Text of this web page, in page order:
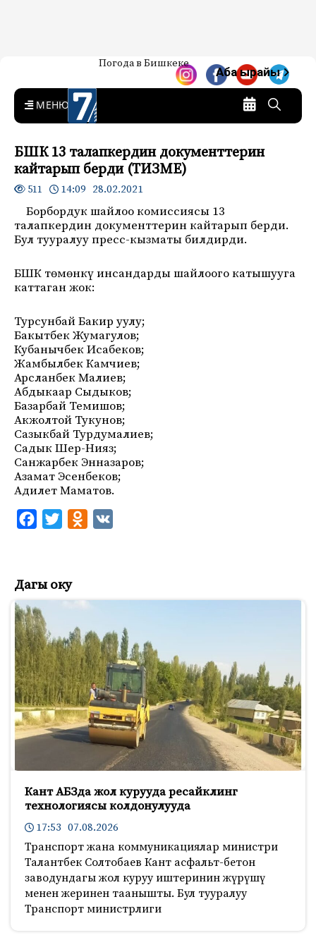
7-канал. Жаңылыктар —
Кыргызстан
Жаңылыктар — Кыргызстан
Погода в Бишкеке
Аба ырайы
MENU
БШК 13 талапкердин документтерин
кайтарып берди (ТИЗМЕ)
511 14:09 28.02.2021
Борбордук шайлоо комиссиясы 13
талапкердин документтерин кайтарып берди.
Бул тууралуу пресс-кызматы билдирди.
БШК төмөнкү инсандарды шайлоого катышууга
каттаган жок:
Турсунбай Бакир уулу;
Бакытбек Жумагулов;
Кубанычбек Исабеков;
Жамбылбек Камчиев;
Арсланбек Малиев;
Абдыкаар Сыдыков;
Базарбай Темишов;
Акжолтой Тукунов;
Сазыкбай Турдумалиев;
Садык Шер-Нияз;
Санжарбек Энназаров;
Азамат Эсенбеков;
Адилет Маматов.
e
b
o
o
k
t
t
r
k
a
s
s
n
i
k
Дагы оку
Кант АБЗда жол курууда ресайклинг
технологиясы колдонулууда
17:53 07.08.2026
Транспорт жана коммуникациялар министри
Талантбек Солтобаев Кант асфальт-бетон
заводундагы жол куруу иштеринин жүрүшү
менен жеринен таанышты. Бул тууралуу
Транспорт министрлиги